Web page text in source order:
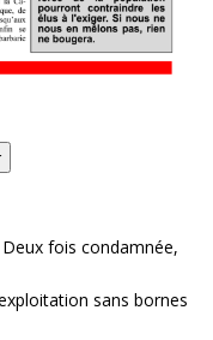
fois condamnée,
sans bornes